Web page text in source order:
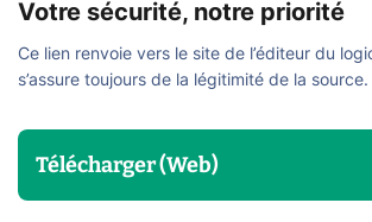
Votre sécurité, notre priorité
Ce lien renvoie vers le site de l’éditeur du
s’assure toujours de la légitimité de la source.
Télécharger (Web)